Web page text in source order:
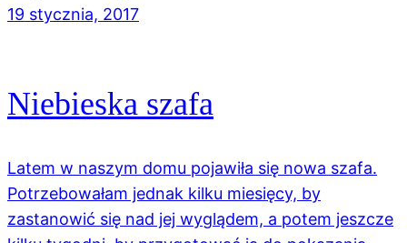
19 stycznia, 2017
Niebieska szafa
Latem w naszym domu pojawiła się nowa szafa.
Potrzebowałam jednak kilku miesięcy, by
zastanowić się nad jej wyglądem, a potem jeszcze